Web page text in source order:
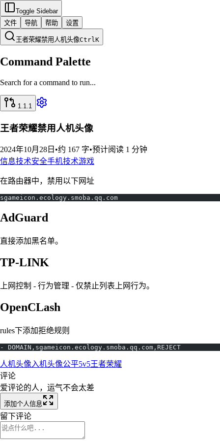
Toggle Sidebar
文件
导航 帮助 设置
王者荣耀禁用人机头像CtrlK
Command Palette
Search for a command to run...
1.1.1
王者荣耀禁用人机头像
2024年10月28日 •约 167 字•预计阅读 1 分钟
信息技术安全手机技术游戏
在路由器中，禁用以下网址
sgameicon.ecology.smoba.qq.com
AdGuard
直接添加黑名单。
TP-LINK
上网控制 - 行为管理 - 仅禁止列表上网行为。
OpenCLash
rules下添加拒绝规则
- DOMAIN,sgameicon.ecology.smoba.qq.com,REJECT
人机头像 入机头像公平5v5王者荣耀
评论
爱评论的人，运气不会太差
添加个人信息
留下评论